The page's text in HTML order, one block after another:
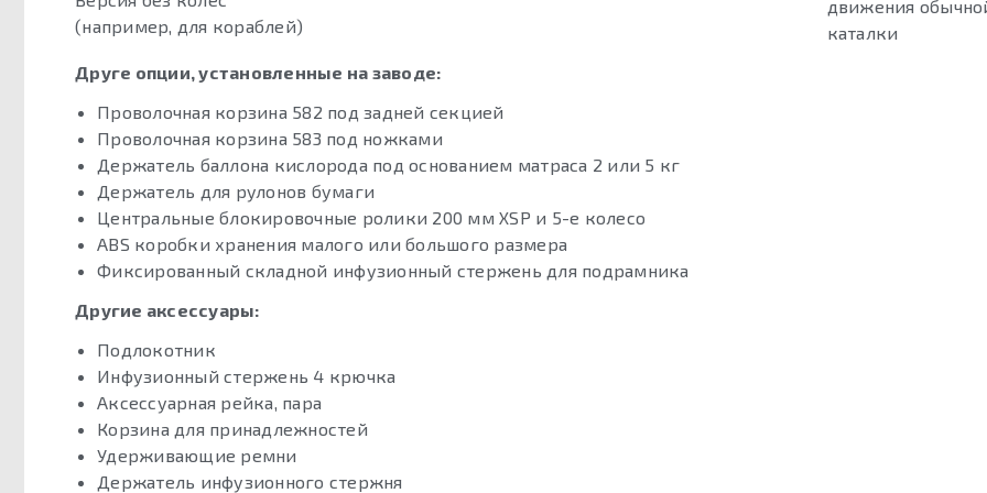
(например, для кораблей)
движения
каталки
Друге опции, установленные на заводе:
Проволочная корзина 582 под задней секцией
Проволочная корзина 583 под ножками
Держатель баллона кислорода под основанием матраса 2 или 5 кг
Держатель для рулонов бумаги
Центральные блокировочные ролики 200 мм XSP и 5-е колесо
ABS коробки хранения малого или большого размера
Фиксированный складной инфузионный стержень для подрамника
Другие аксессуары:
Подлокотник
Инфузионный стержень 4 крючка
Аксессуарная рейка, пара
Корзина для принадлежностей
Удерживающие ремни
Держатель инфузионного стержня